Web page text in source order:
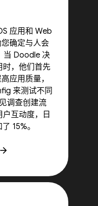
应用和 Web
确定与人会
当 Doodle 决
时，他们首先
应用质量，
来测试不同
调查创建流
互动度，日
15%。
arrow_forward